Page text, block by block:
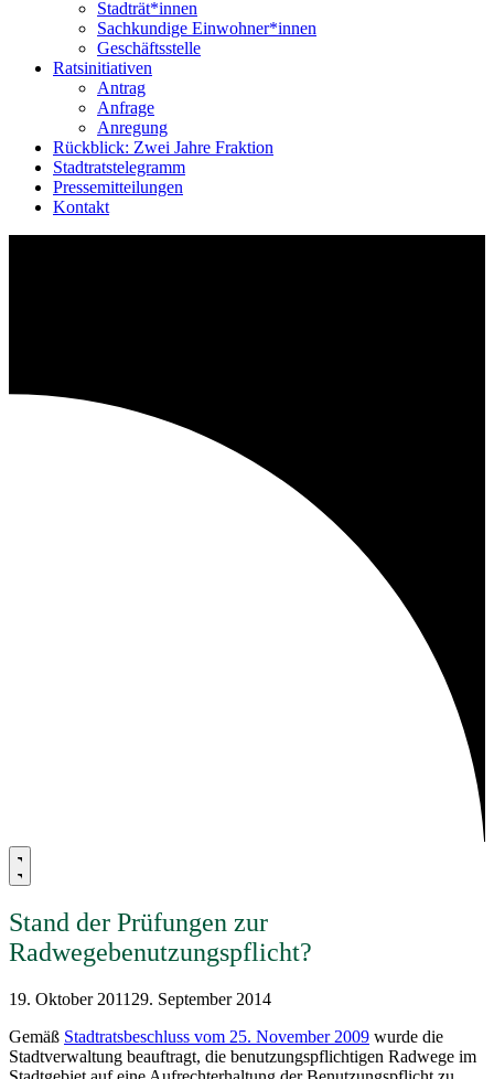
Stadträt*innen
Sachkundige Einwohner*innen
Geschäftsstelle
Ratsinitiativen
Antrag
Anfrage
Anregung
Rückblick: Zwei Jahre Fraktion
Stadtratstelegramm
Pressemitteilungen
Kontakt
Stand der Prüfungen zur
Radwegebenutzungspflicht?
19. Oktober 2011 29. September 2014
Gemäß Stadtratsbeschluss vom 25. November 2009 wurde die
Stadtverwaltung beauftragt, die benutzungspflichtigen Radwege im